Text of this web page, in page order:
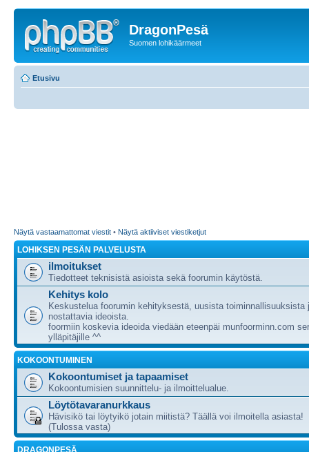
DragonPesä
Suomen lohikäärmeet
Etusivu
Näytä vastaamattomat viestit • Näytä aktiiviset viestiketjut
LOHIKSEN PESÄN PALVELUSTA
ilmoitukset
Tiedotteet teknisistä asioista sekä foorumin käytöstä.
Kehitys kolo
Keskustelua foorumin kehityksestä, uusista toiminnallisuuksista
nostattavia ideoista.
foormiin koskevia ideoida viedään eteenpäi munfoorminn.com
ylläpitäjille ^^
KOKOONTUMINEN
Kokoontumiset ja tapaamiset
Kokoontumisien suunnittelu- ja ilmoittelualue.
Löytötavaranurkkaus
Hävisikö tai löytyikö jotain miitistä? Täällä voi ilmoitella asiasta!
(Tulossa vasta)
DRAGONPESÄ